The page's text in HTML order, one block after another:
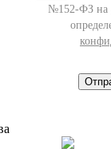
№152-ФЗ на